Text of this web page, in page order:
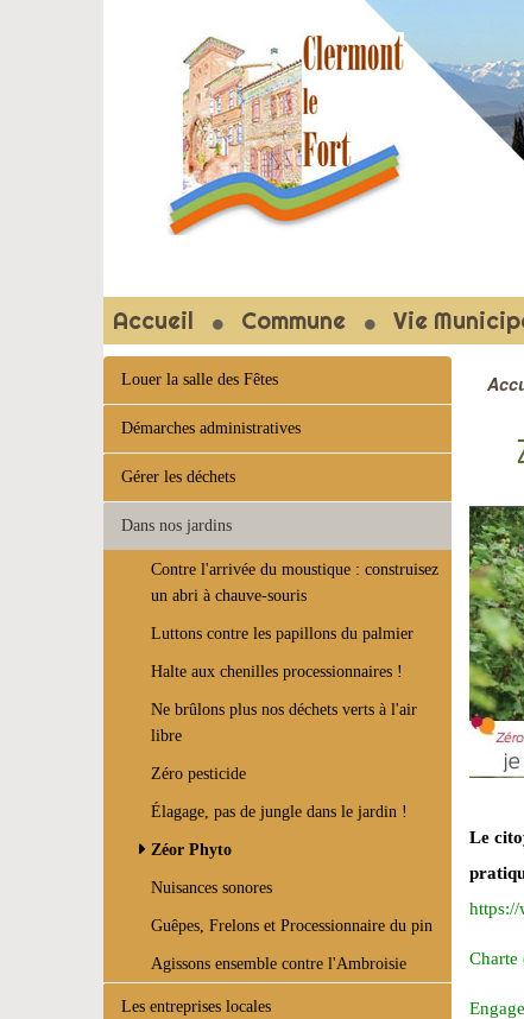
Accueil Commune Vie
Le
Charte
Louer la salle des Fêtes
Démarches administratives
Gérer les déchets
Dans nos jardins
Contre l'arrivée du moustique : construisez
un abri à chauve-souris
Luttons contre les papillons du palmier
Halte aux chenilles processionnaires !
Ne brûlons plus nos déchets verts à l'air
libre
Zéro pesticide
Élagage, pas de jungle dans le jardin !
Zéor Phyto
Nuisances sonores
Guêpes, Frelons et Processionnaire du pin
Agissons ensemble contre l'Ambroisie
Les entreprises locales